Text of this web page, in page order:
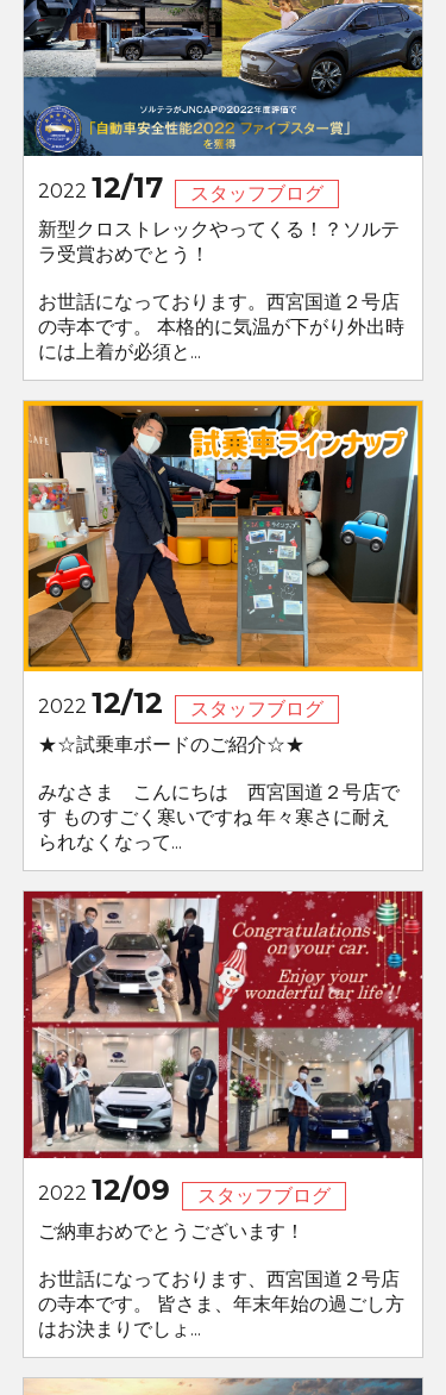
2022 12/17
スタッフブログ
新型クロストレックやってくる！？ソルテ
ラ受賞おめでとう！
お世話になっております。西宮国道２号店
の寺本です。 本格的に気温が下がり外出時
には上着が必須と...
2022 12/12
スタッフブログ
★☆試乗車ボードのご紹介☆★
みなさま こんにちは 西宮国道２号店で
す ものすごく寒いですね 年々寒さに耐え
られなくなって...
2022 12/09
スタッフブログ
ご納車おめでとうございます！
お世話になっております、西宮国道２号店
の寺本です。 皆さま、年末年始の過ごし方
はお決まりでしょ...